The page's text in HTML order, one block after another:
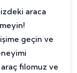
araca
geçin ve
araç filomuz ve